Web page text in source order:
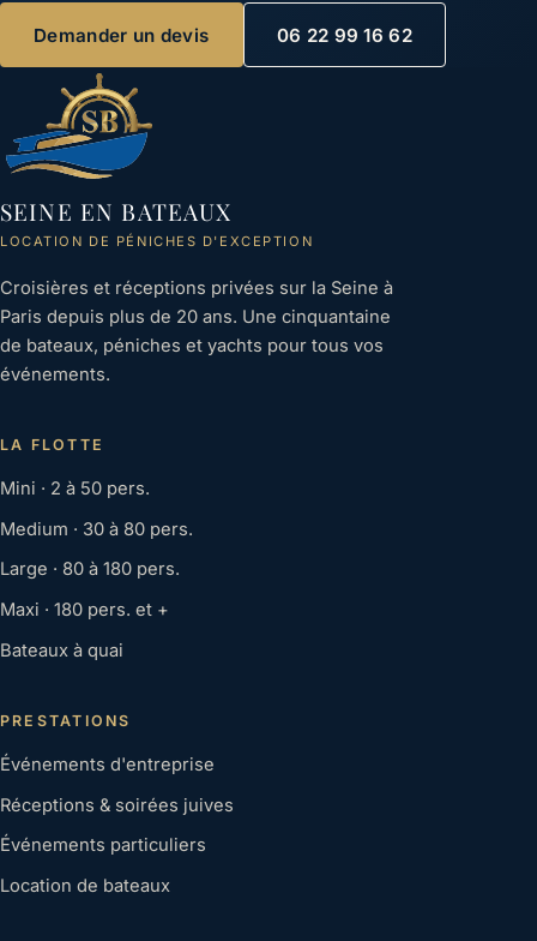
Demander un devis 06 22 99 16 62
SEINE EN BATEAUX
LOCATION DE PÉNICHES D'EXCEPTION
Croisières et réceptions privées sur la Seine à
Paris depuis plus de 20 ans. Une cinquantaine
de bateaux, péniches et yachts pour tous vos
événements.
LA FLOTTE
Mini · 2 à 50 pers.
Medium · 30 à 80 pers.
Large · 80 à 180 pers.
Maxi · 180 pers. et +
Bateaux à quai
PRESTATIONS
Événements d'entreprise
Réceptions & soirées juives
Événements particuliers
Location de bateaux